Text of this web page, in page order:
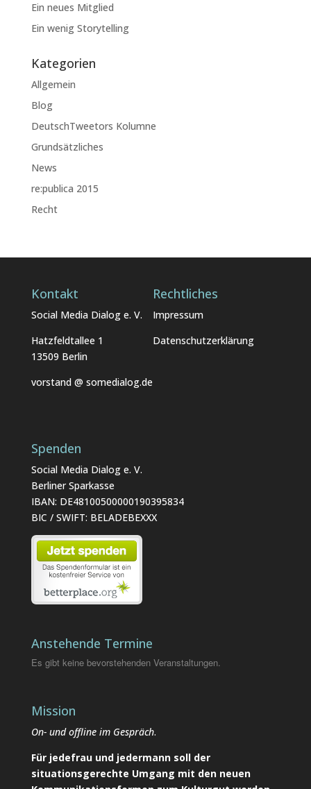
Ein neues Mitglied
Ein wenig Storytelling
Kategorien
Allgemein
Blog
DeutschTweetors Kolumne
Grundsätzliches
News
re:publica 2015
Recht
Kontakt
Social Media Dialog e. V.
Hatzfeldtallee 1
13509 Berlin
vorstand @ somedialog.de
Rechtliches
Impressum
Datenschutzerklärung
Spenden
Social Media Dialog e. V.
Berliner Sparkasse
IBAN: DE48100500000190395834
BIC / SWIFT: BELADEBEXXX
Anstehende Termine
Es gibt keine bevorstehenden Veranstaltungen.
Mission
On- und offline im Gespräch.
Für jedefrau und jedermann soll der
situationsgerechte Umgang mit den neuen